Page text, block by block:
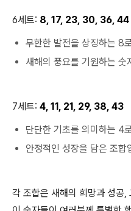
6세트: 8, 17, 23, 30, 36, 44
무한한 발전을 상징하는 8
새해의 풍요를 기원하는 숫
7세트: 4, 11, 21, 29, 38, 43
단단한 기초를 의미하는 4
안정적인 성장을 담은 조합
각 조합은 새해의 희망과 성공,